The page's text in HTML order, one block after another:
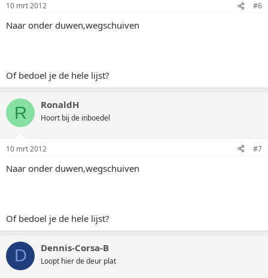
10 mrt 2012 #6
Naar onder duwen,wegschuiven
Of bedoel je de hele lijst?
R RonaldH
Hoort bij de inboedel
10 mrt 2012 #7
Naar onder duwen,wegschuiven
Of bedoel je de hele lijst?
D Dennis-Corsa-B
Loopt hier de deur plat